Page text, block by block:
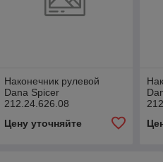
Наконечник рулевой
Dana Spicer
212.24.626.08
Цену уточняйте